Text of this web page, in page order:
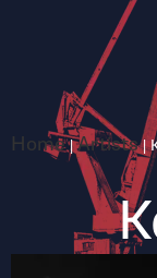
Home|Artists|